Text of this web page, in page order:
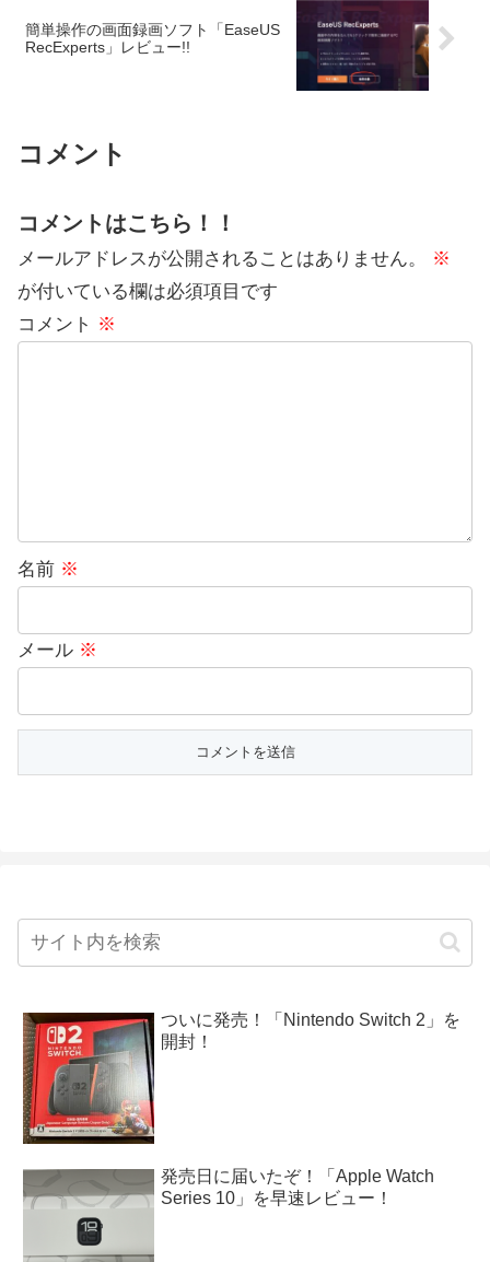
簡単操作の画面録画ソフト「EaseUS
RecExperts」レビュー!!
コメント
コメントはこちら！！
メールアドレスが公開されることはありません。
※
が付いている欄は必須項目です
コメント ※
名前 ※
メール ※
ついに発売！「Nintendo Switch 2」を
開封！
発売日に届いたぞ！「Apple Watch
Series 10」を早速レビュー！